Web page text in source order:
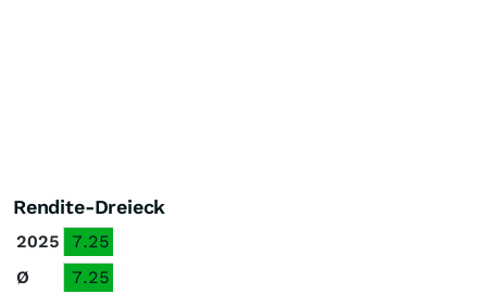
Rendite-Dreieck
2025
7.25
Ø
7.25